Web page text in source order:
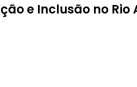
e Inclusão no Rio